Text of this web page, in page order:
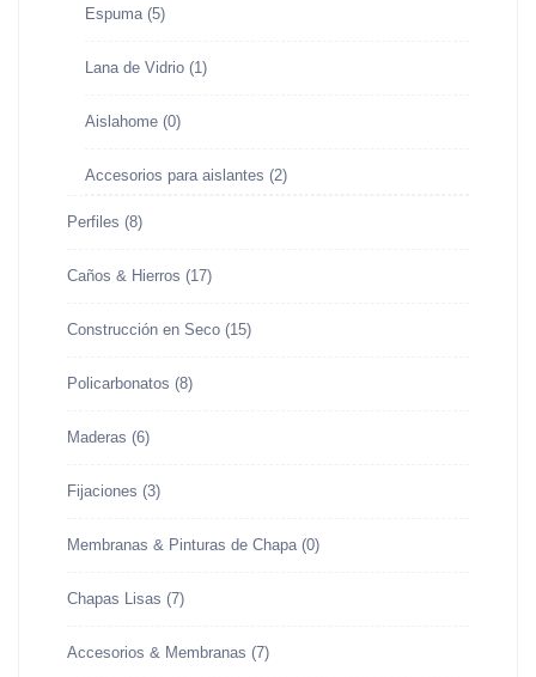
Espuma (5)
Lana de Vidrio (1)
Aislahome (0)
Accesorios para aislantes (2)
Perfiles (8)
Caños & Hierros (17)
Construcción en Seco (15)
Policarbonatos (8)
Maderas (6)
Fijaciones (3)
Membranas & Pinturas de Chapa (0)
Chapas Lisas (7)
Accesorios & Membranas (7)